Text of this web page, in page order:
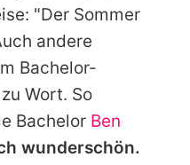
"Der Sommer
andere
Bachelor-
Wort. So
Bachelor Ben
wunderschön.